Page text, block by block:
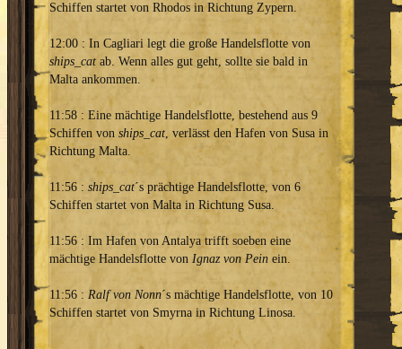
Schiffen startet von Rhodos in Richtung Zypern.
12:00 : In Cagliari legt die große Handelsflotte von
ships_cat ab. Wenn alles gut geht, sollte sie bald in
Malta ankommen.
11:58 : Eine mächtige Handelsflotte, bestehend aus 9
Schiffen von ships_cat, verlässt den Hafen von Susa in
Richtung Malta.
11:56 : ships_cat´s prächtige Handelsflotte, von 6
Schiffen startet von Malta in Richtung Susa.
11:56 : Im Hafen von Antalya trifft soeben eine
mächtige Handelsflotte von Ignaz von Pein ein.
11:56 : Ralf von Nonn´s mächtige Handelsflotte, von 10
Schiffen startet von Smyrna in Richtung Linosa.